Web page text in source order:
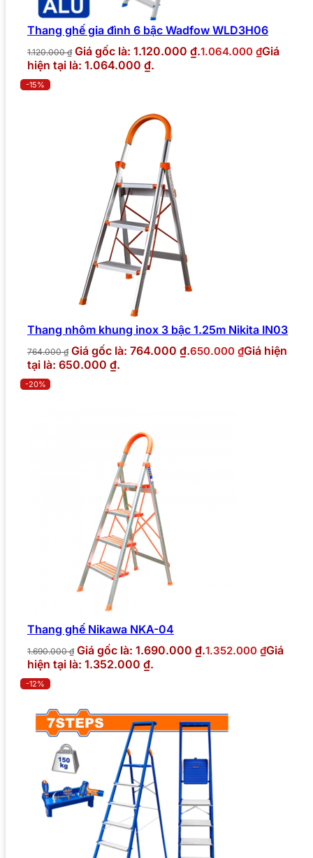
Thang ghế gia đình 6 bậc Wadfow WLD3H06
1.120.000₫ Giá gốc là: 1.120.000 ₫.1.064.000 ₫Giá
hiện tại là: 1.064.000 ₫.
-15%
Thang nhôm khung inox 3 bậc 1.25m Nikita IN03
764.000₫ Giá gốc là: 764.000 ₫.650.000 ₫Giá hiện
tại là: 650.000 ₫.
-20%
Thang ghế Nikawa NKA-04
1.690.000₫ Giá gốc là: 1.690.000 ₫.1.352.000 ₫Giá
hiện tại là: 1.352.000 ₫.
-12%